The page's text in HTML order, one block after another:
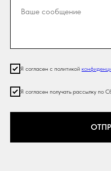
Я согласен с политикой
Я согласен получать рассылку по